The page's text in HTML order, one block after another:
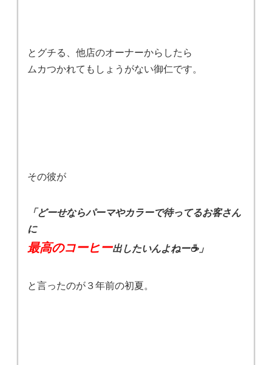
とグチる、他店のオーナーからしたら
ムカつかれてもしょうがない御仁です。
その彼が
「どーせならパーマやカラーで待ってるお客さん
に
最高のコーヒー出したいんよねー☕️」
と言ったのが３年前の初夏。